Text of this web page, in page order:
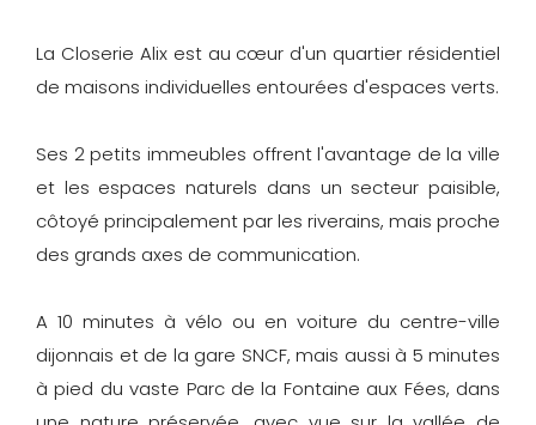
La Closerie Alix est au cœur d'un quartier résidentiel
de maisons individuelles entourées d'espaces verts.
Ses 2 petits immeubles offrent l'avantage de la ville
et les espaces naturels dans un secteur paisible,
côtoyé principalement par les riverains, mais proche
des grands axes de communication.
A 10 minutes à vélo ou en voiture du centre-ville
dijonnais et de la gare SNCF, mais aussi à 5 minutes
à pied du vaste Parc de la Fontaine aux Fées, dans